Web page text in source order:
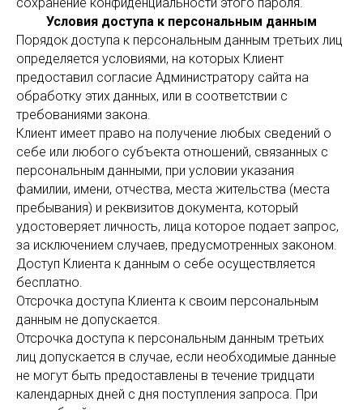
Условия доступа к персональным данным
Порядок доступа к персональным данным третьих лиц
определяется условиями, на которых Клиент
предоставил согласие Администратору сайта на
обработку этих данных, или в соответствии с
требованиями закона.
Клиент имеет право на получение любых сведений о
себе или любого субъекта отношений, связанных с
персональным данными, при условии указания
фамилии, имени, отчества, места жительства (места
пребывания) и реквизитов документа, который
удостоверяет личность, лица которое подает запрос,
за исключением случаев, предусмотренных законом.
Доступ Клиента к данным о себе осуществляется
бесплатно.
Отсрочка доступа Клиента к своим персональным
данным не допускается.
Отсрочка доступа к персональным данным третьих
лиц допускается в случае, если необходимые данные
не могут быть предоставлены в течение тридцати
календарных дней с дня поступления запроса. При